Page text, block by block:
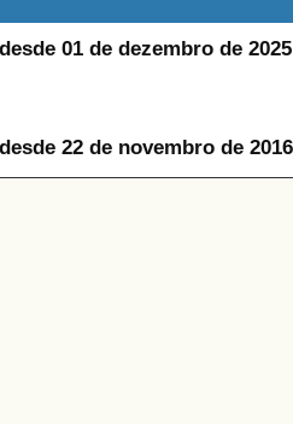
01 de dezembro de
22 de novembro de